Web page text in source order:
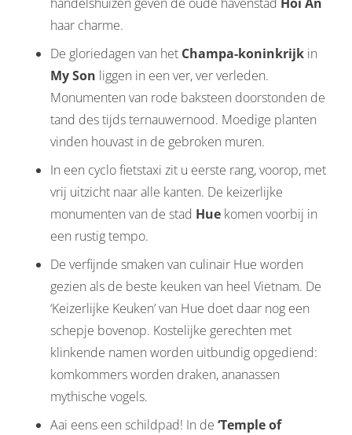
haar charme.
De gloriedagen van het Champa-koninkrijk in
My Son liggen in een ver, ver verleden.
Monumenten van rode baksteen doorstonden de
tand des tijds ternauwernood. Moedige planten
vinden houvast in de gebroken muren.
In een cyclo fietstaxi zit u eerste rang, voorop, met
vrij uitzicht naar alle kanten. De keizerlijke
monumenten van de stad Hue komen voorbij in
een rustig tempo.
De verfijnde smaken van culinair Hue worden
gezien als de beste keuken van heel Vietnam. De
‘Keizerlijke Keuken’ van Hue doet daar nog een
schepje bovenop. Kostelijke gerechten met
klinkende namen worden uitbundig opgediend:
komkommers worden draken, ananassen
mythische vogels.
Aai eens een schildpad! In de ‘Temple of